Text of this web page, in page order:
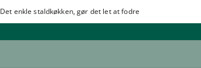
Det enkle staldkøkken, gør det let at fodre